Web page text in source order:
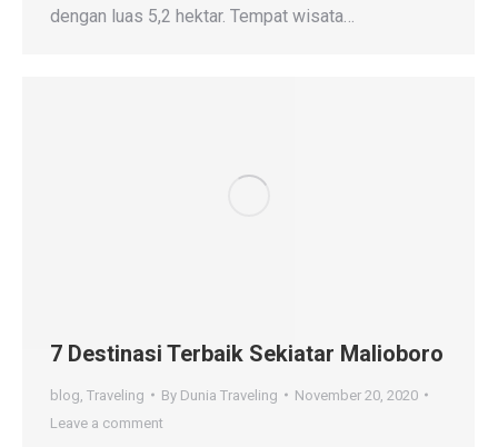
dengan luas 5,2 hektar. Tempat wisata…
7 Destinasi Terbaik Sekiatar Malioboro
blog Traveling By Dunia Traveling
November 20, 2020
Leave a comment